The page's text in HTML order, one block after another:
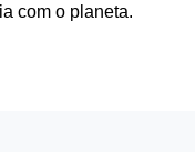
com o planeta.